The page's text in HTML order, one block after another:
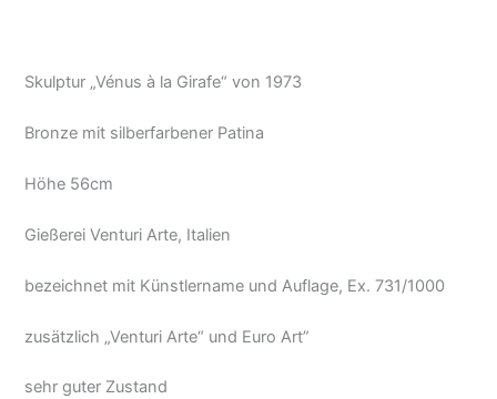
Skulptur „Vénus à la Girafe“ von 1973
Bronze mit silberfarbener Patina
Höhe 56cm
Gießerei Venturi Arte, Italien
bezeichnet mit Künstlername und Auflage, Ex. 731/1000
zusätzlich „Venturi Arte“ und Euro Art”
sehr guter Zustand